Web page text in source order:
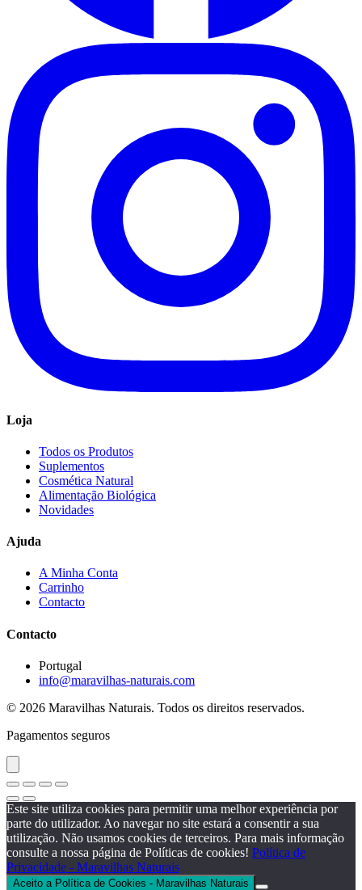
Loja
Todos os Produtos
Suplementos
Cosmética Natural
Alimentação Biológica
Novidades
Ajuda
A Minha Conta
Carrinho
Contacto
Contacto
Portugal
info@maravilhas-naturais.com
© 2026 Maravilhas Naturais. Todos os direitos reservados.
Pagamentos seguros
Este site utiliza cookies para permitir uma melhor experiência por
parte do utilizador. Ao navegar no site estará a consentir a sua
utilização. Não usamos cookies de terceiros. Para mais informação
consulte a nossa página de Políticas de cookies! Política de
Privacidade - Maravilhas Naturais
Aceito a Política de Cookies - Maravilhas Naturais